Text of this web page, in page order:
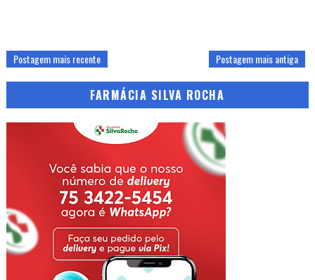
Postagem mais recente Postagem mais antiga
FARMÁCIA SILVA ROCHA